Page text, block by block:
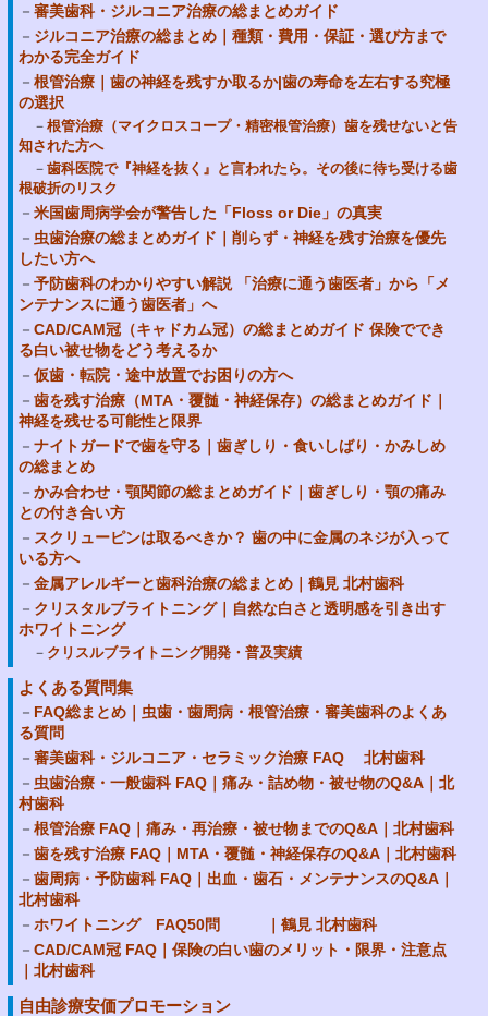
審美歯科・ジルコニア治療の総まとめガイド
ジルコニア治療の総まとめ｜種類・費用・保証・選び方まで
わかる完全ガイド
根管治療｜歯の神経を残すか取るか|歯の寿命を左右する究極
の選択
根管治療（マイクロスコープ・精密根管治療）歯を残せないと告
知された方へ
歯科医院で『神経を抜く』と言われたら。その後に待ち受ける歯
根破折のリスク
米国歯周病学会が警告した「Floss or Die」の真実
虫歯治療の総まとめガイド｜削らず・神経を残す治療を優先
したい方へ
予防歯科のわかりやすい解説 「治療に通う歯医者」から「メ
ンテナンスに通う歯医者」へ
CAD/CAM冠（キャドカム冠）の総まとめガイド 保険ででき
る白い被せ物をどう考えるか
仮歯・転院・途中放置でお困りの方へ
歯を残す治療（MTA・覆髄・神経保存）の総まとめガイド｜
神経を残せる可能性と限界
ナイトガードで歯を守る｜歯ぎしり・食いしばり・かみしめ
の総まとめ
かみ合わせ・顎関節の総まとめガイド｜歯ぎしり・顎の痛み
との付き合い方
スクリューピンは取るべきか？ 歯の中に金属のネジが入って
いる方へ
金属アレルギーと歯科治療の総まとめ｜鶴見 北村歯科
クリスタルブライトニング｜自然な白さと透明感を引き出す
ホワイトニング
クリスルブライトニング開発・普及実績
よくある質問集
FAQ総まとめ｜虫歯・歯周病・根管治療・審美歯科のよくあ
る質問
審美歯科・ジルコニア・セラミック治療 FAQ 北村歯科
虫歯治療・一般歯科 FAQ｜痛み・詰め物・被せ物のQ&A｜北
村歯科
根管治療 FAQ｜痛み・再治療・被せ物までのQ&A｜北村歯科
歯を残す治療 FAQ｜MTA・覆髄・神経保存のQ&A｜北村歯科
歯周病・予防歯科 FAQ｜出血・歯石・メンテナンスのQ&A｜
北村歯科
ホワイトニング FAQ50問 ｜鶴見 北村歯科
CAD/CAM冠 FAQ｜保険の白い歯のメリット・限界・注意点
｜北村歯科
自由診療安価プロモーション